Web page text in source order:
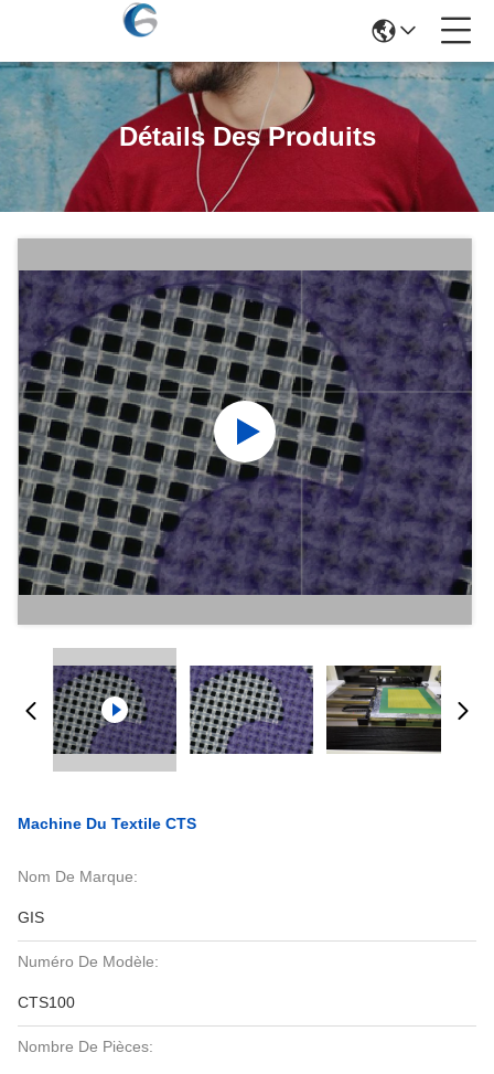
Détails Des Produits
Machine Du Textile CTS
Nom De Marque:
GIS
Numéro De Modèle:
CTS100
Nombre De Pièces: